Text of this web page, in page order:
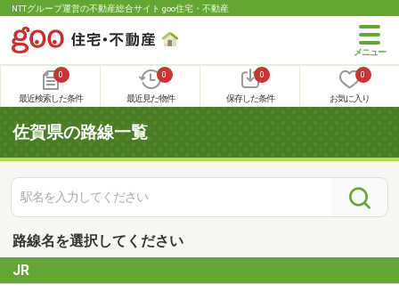
NTTグループ運営の不動産総合サイト goo住宅・不動産
0
最近検索した条件
0
最近見た物件
0
保存した条件
0
お気に入り
佐賀県の路線一覧
路線名を選択してください
JR